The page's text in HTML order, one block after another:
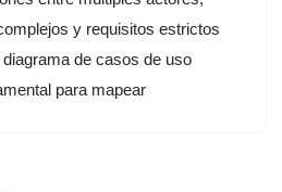
y requisitos estrictos
de casos de uso
para mapear